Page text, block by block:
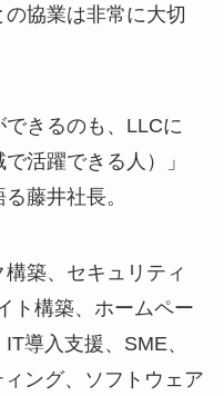
協業は非常に大切
きるのも、LLCに
活躍できる人）」
藤井社長。
築、セキュリティ
ト構築、ホームペー
導入支援、SME、
ング、ソフトウェア